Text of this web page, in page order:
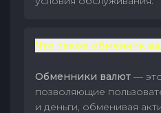
Что такое обменник
Обменники валют —
позволяющие
и деньги, обменивая